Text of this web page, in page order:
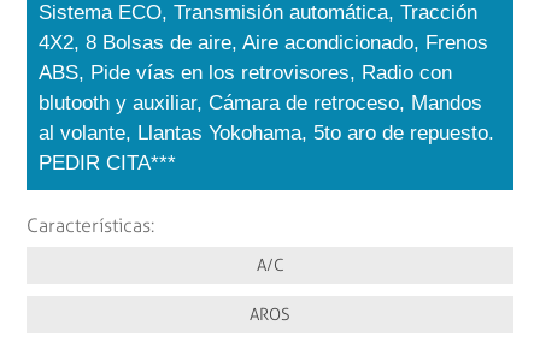
Sistema ECO, Transmisión automática, Tracción
4X2, 8 Bolsas de aire, Aire acondicionado, Frenos
ABS, Pide vías en los retrovisores, Radio con
blutooth y auxiliar, Cámara de retroceso, Mandos
al volante, Llantas Yokohama, 5to aro de repuesto.
PEDIR CITA***
Características:
A/C
AROS